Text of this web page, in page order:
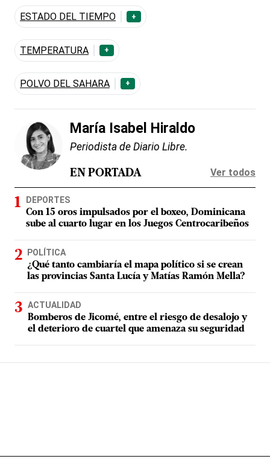
ESTADO DEL TIEMPO +
TEMPERATURA +
POLVO DEL SAHARA +
María Isabel Hiraldo
Periodista de Diario Libre.
EN PORTADA Ver todos
DEPORTES
Con 15 oros impulsados por el boxeo, Dominicana
sube al cuarto lugar en los Juegos Centrocaribeños
POLÍTICA
¿Qué tanto cambiaría el mapa político si se crean
las provincias Santa Lucía y Matías Ramón Mella?
ACTUALIDAD
Bomberos de Jicomé, entre el riesgo de desalojo y
el deterioro de cuartel que amenaza su seguridad